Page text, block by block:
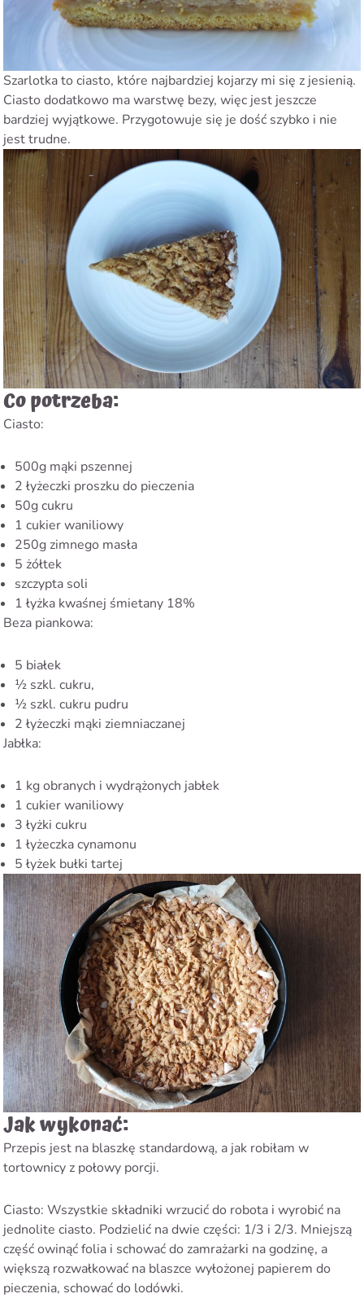
Szarlotka to ciasto, które najbardziej kojarzy mi się z jesienią.
Ciasto dodatkowo ma warstwę bezy, więc jest jeszcze
bardziej wyjątkowe. Przygotowuje się je dość szybko i nie
jest trudne.
Co potrzeba:
Ciasto:
500g mąki pszennej
2 łyżeczki proszku do pieczenia
50g cukru
1 cukier waniliowy
250g zimnego masła
5 żółtek
szczypta soli
1 łyżka kwaśnej śmietany 18%
Beza piankowa:
5 białek
½ szkl. cukru,
½ szkl. cukru pudru
2 łyżeczki mąki ziemniaczanej
Jabłka:
1 kg obranych i wydrążonych jabłek
1 cukier waniliowy
3 łyżki cukru
1 łyżeczka cynamonu
5 łyżek bułki tartej
Jak wykonać:
Przepis jest na blaszkę standardową, a jak robiłam w
tortownicy z połowy porcji.
Ciasto: Wszystkie składniki wrzucić do robota i wyrobić na
jednolite ciasto. Podzielić na dwie części: 1/3 i 2/3. Mniejszą
część owinąć folia i schować do zamrażarki na godzinę, a
większą rozwałkować na blaszce wyłożonej papierem do
pieczenia, schować do lodówki.